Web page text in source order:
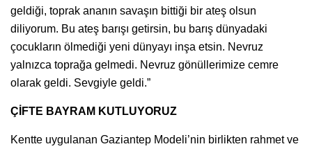
geldiği, toprak ananın savaşın bittiği bir ateş olsun
diliyorum. Bu ateş barışı getirsin, bu barış dünyadaki
çocukların ölmediği yeni dünyayı inşa etsin. Nevruz
yalnızca toprağa gelmedi. Nevruz gönüllerimize cemre
olarak geldi. Sevgiyle geldi.”
ÇİFTE BAYRAM KUTLUYORUZ
Kentte uygulanan Gaziantep Modeli’nin birlikten rahmet ve